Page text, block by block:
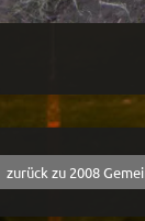
zurück zu 2008